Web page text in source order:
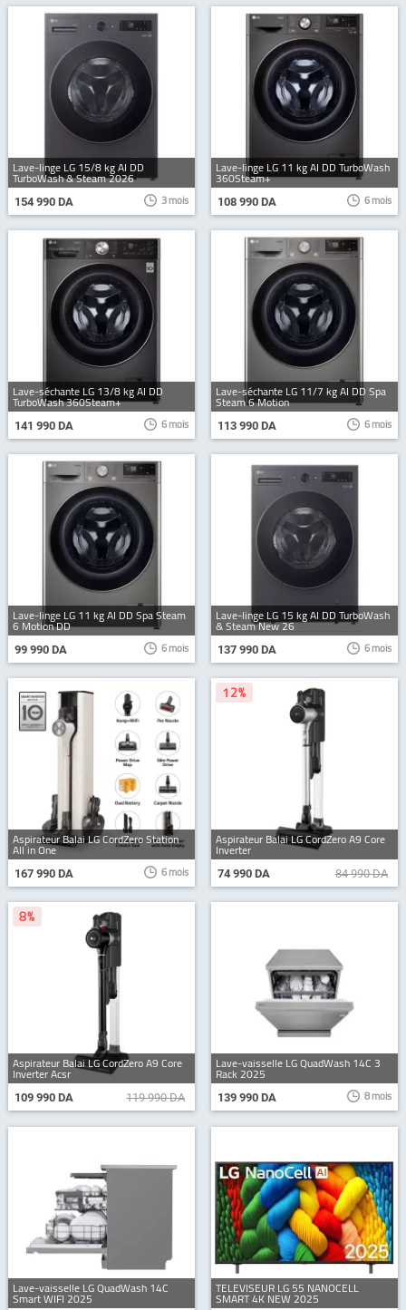
Lave-linge LG 15/8 kg AI DD
TurboWash & Steam 2026
154 990 DA 3 mois
Lave-linge LG 11 kg AI DD TurboWash
360Steam+
108 990 DA 6 mois
Lave-séchante LG 13/8 kg AI DD
TurboWash 360Steam+
141 990 DA 6 mois
Lave-séchante LG 11/7 kg AI DD Spa
Steam 6 Motion
113 990 DA 6 mois
Lave-linge LG 11 kg AI DD Spa Steam
6 Motion DD
99 990 DA 6 mois
Lave-linge LG 15 kg AI DD TurboWash
& Steam New 26
137 990 DA 6 mois
Aspirateur Balai LG CordZero Station
All in One
167 990 DA 6 mois
12%
Aspirateur Balai LG CordZero A9 Core
Inverter
74 990 DA 84 990 DA
8%
Aspirateur Balai LG CordZero A9 Core
Inverter Acsr
109 990 DA 119 990 DA
Lave-vaisselle LG QuadWash 14C 3
Rack 2025
139 990 DA 8 mois
Lave-vaisselle LG QuadWash 14C
Smart WIFI 2025
TELEVISEUR LG 55 NANOCELL
SMART 4K NEW 2025